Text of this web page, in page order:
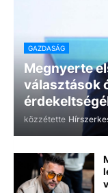
GAZDASÁG
Megnyerte
választások
közzétette